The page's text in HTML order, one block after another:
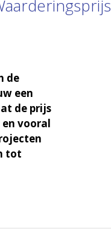
de
een
de prijs
vooral
tot